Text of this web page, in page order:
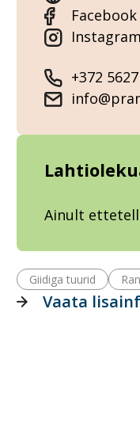
Facebook
Instagram
+372
Ainult
Giidiga tuurid
Vaata